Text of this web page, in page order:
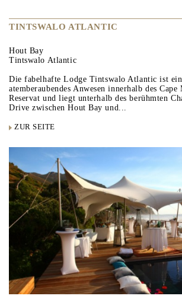
TINTSWALO ATLANTIC
Hout Bay
Tintswalo Atlantic
Die fabelhafte Lodge Tintswalo Atlantic ist ein
atemberaubendes Anwesen innerhalb des
Reservat und liegt unterhalb des berühmten
Drive zwischen Hout Bay und...
ZUR SEITE